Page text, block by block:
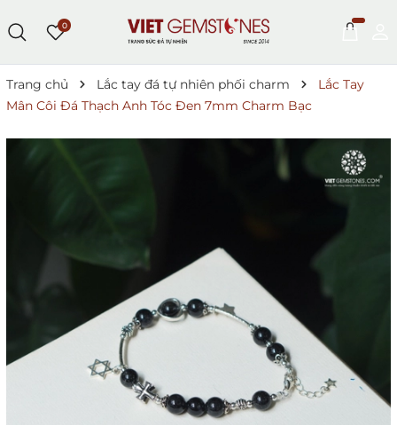
0
Trang chủ Lắc tay đá tự nhiên phối charm
Lắc Tay
Mân Côi Đá Thạch Anh Tóc Đen 7mm Charm Bạc